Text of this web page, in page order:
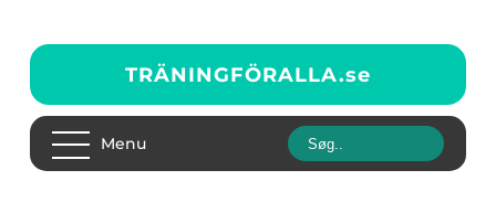
TRÄNINGFÖRALLA.se
Menu